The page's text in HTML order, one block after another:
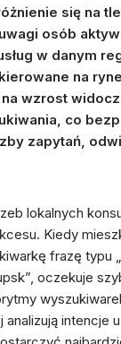
się na
osób
w danym
na
na wzrost
co
zapytań,
lokalnych
Kiedy
frazę typu
oczekuje
intencje